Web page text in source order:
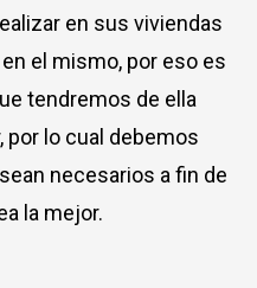
en sus viviendas
el mismo, por eso es
tendremos de ella
lo cual debemos
necesarios a fin de
la mejor.